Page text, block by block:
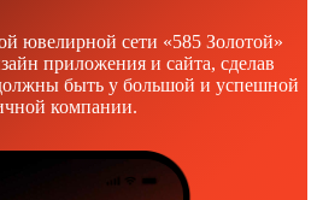
ювелирной сети «585 Золотой»
приложения и сайта, сделав
быть у большой и успешной
компании.